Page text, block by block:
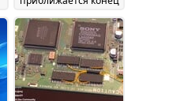
эпохи физических
игр для PS5 15 July 2026